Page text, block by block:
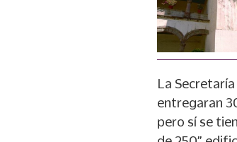
La
entregaran
pero sí se